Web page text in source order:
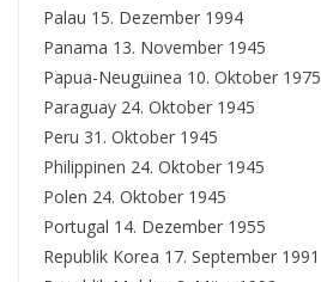
Palau 15. Dezember 1994
Panama 13. November 1945
Papua-Neuguinea 10. Oktober 1975
Paraguay 24. Oktober 1945
Peru 31. Oktober 1945
Philippinen 24. Oktober 1945
Polen 24. Oktober 1945
Portugal 14. Dezember 1955
Republik Korea 17. September 1991